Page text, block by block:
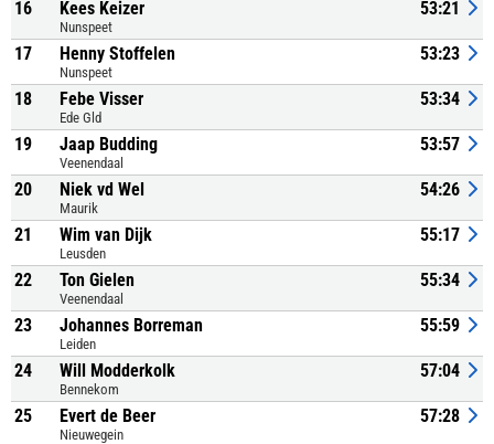
16 Kees Keizer
Nunspeet
53:21
17 Henny Stoffelen
Nunspeet
53:23
18 Febe Visser
Ede Gld
53:34
19 Jaap Budding
Veenendaal
53:57
20 Niek vd Wel
Maurik
54:26
21 Wim van Dijk
Leusden
55:17
22 Ton Gielen
Veenendaal
55:34
23 Johannes Borreman
Leiden
55:59
24 Will Modderkolk
Bennekom
57:04
25 Evert de Beer
Nieuwegein
57:28